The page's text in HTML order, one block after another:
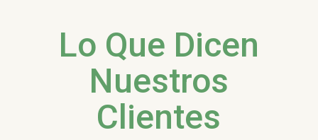
Lo Que Dicen
Nuestros
Clientes